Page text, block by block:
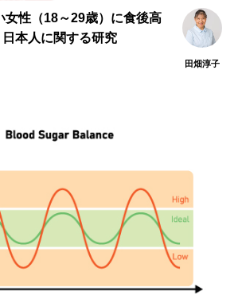
メガ3・EPA
ナイアシン ナトリウム
ビタミンB6 ビタミンB群
ビタミンD ビタミンE
女性（18～29歳）に食後高
本人に関する研究
田畑淳子